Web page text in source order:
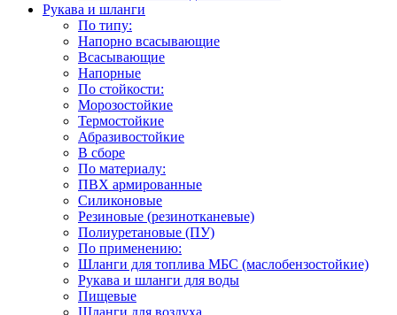
Рукава и шланги
По типу:
Напорно всасывающие
Всасывающие
Напорные
По стойкости:
Морозостойкие
Термостойкие
Абразивостойкие
В сборе
По материалу:
ПВХ армированные
Силиконовые
Резиновые (резинотканевые)
Полиуретановые (ПУ)
По применению:
Шланги для топлива МБС (маслобензостойкие)
Рукава и шланги для воды
Пищевые
Шланги для воздуха